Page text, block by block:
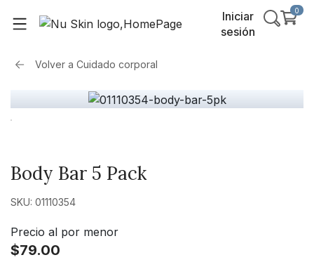
Iniciar
sesión
0
Volver a Cuidado corporal
Body Bar 5 Pack
SKU: 01110354
Precio al por menor
$79.00